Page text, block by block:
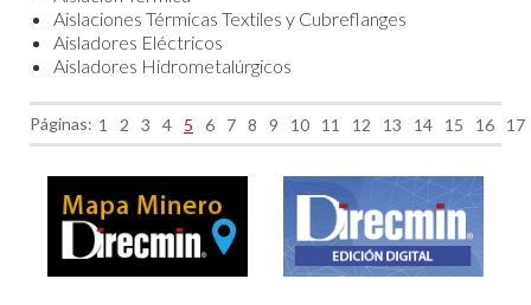
Aislaciones Térmicas Textiles y Cubreflanges
Aisladores Eléctricos
Aisladores Hidrometalúrgicos
Páginas: 1 2 3 4 5 6 7 8 9 10 11 12 13 14 15 16 17